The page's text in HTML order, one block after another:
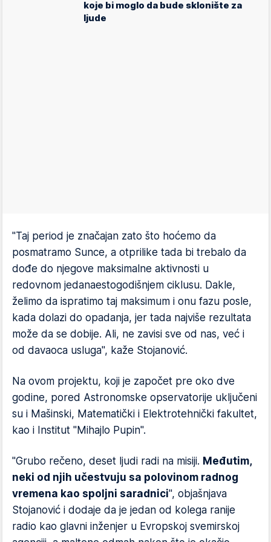
koje bi moglo da bude sklonište za
ljude
"Taj period je značajan zato što hoćemo da
posmatramo Sunce, a otprilike tada bi trebalo da
dođe do njegove maksimalne aktivnosti u
redovnom jedanaestogodišnjem ciklusu. Dakle,
želimo da ispratimo taj maksimum i onu fazu posle,
kada dolazi do opadanja, jer tada najviše rezultata
može da se dobije. Ali, ne zavisi sve od nas, već i
od davaoca usluga", kaže Stojanović.
Na ovom projektu, koji je započet pre oko dve
godine, pored Astronomske opservatorije uključeni
su i Mašinski, Matematički i Elektrotehnički fakultet,
kao i Institut "Mihajlo Pupin".
"Grubo rečeno, deset ljudi radi na misiji. Međutim,
neki od njih učestvuju sa polovinom radnog
vremena kao spoljni saradnici", objašnjava
Stojanović i dodaje da je jedan od kolega ranije
radio kao glavni inženjer u Evropskoj svemirskoj